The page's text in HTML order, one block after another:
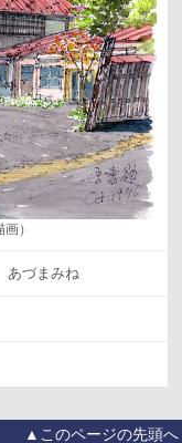
）
あづまみね
▲このページの先頭へ